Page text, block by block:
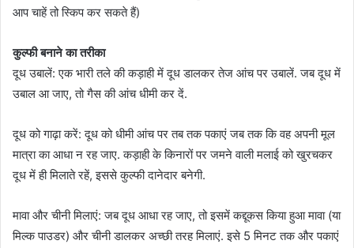
आप चाहें तो स्किप कर सकते हैं)
कुल्फी बनाने का तरीका
दूध उबालें: एक भारी तले की कड़ाही में दूध डालकर तेज आंच पर उबालें. जब दूध में
उबाल आ जाए, तो गैस की आंच धीमी कर दें.
दूध को गाढ़ा करें: दूध को धीमी आंच पर तब तक पकाएं जब तक कि वह अपनी मूल
मात्रा का आधा न रह जाए. कड़ाही के किनारों पर जमने वाली मलाई को खुरचकर
दूध में ही मिलाते रहें, इससे कुल्फी दानेदार बनेगी.
मावा और चीनी मिलाएं: जब दूध आधा रह जाए, तो इसमें कद्दूकस किया हुआ मावा (या
मिल्क पाउडर) और चीनी डालकर अच्छी तरह मिलाएं. इसे 5 मिनट तक और पकाएं